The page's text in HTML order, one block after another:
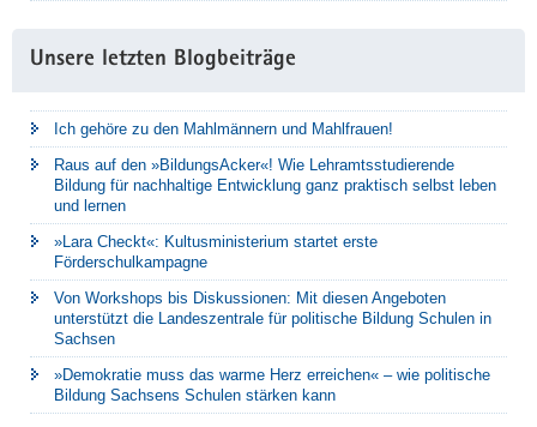
Unsere letzten Blogbeiträge
Ich gehöre zu den Mahlmännern und Mahlfrauen!
Raus auf den »BildungsAcker«! Wie Lehramtsstudierende
Bildung für nachhaltige Entwicklung ganz praktisch selbst leben
und lernen
»Lara Checkt«: Kultusministerium startet erste
Förderschulkampagne
Von Workshops bis Diskussionen: Mit diesen Angeboten
unterstützt die Landeszentrale für politische Bildung Schulen in
Sachsen
»Demokratie muss das warme Herz erreichen« – wie politische
Bildung Sachsens Schulen stärken kann